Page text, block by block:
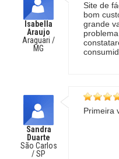
Isabella
Araujo
Araguari /
MG
Site de
bom
grande
Sandra
Duarte
São Carlos
/ SP
Primeira